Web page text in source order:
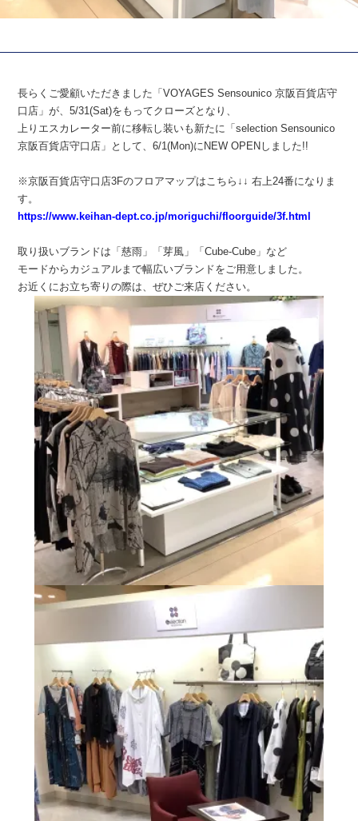
長らくご愛顧いただきました「VOYAGES Sensounico 京阪百貨店守
口店」が、5/31(Sat)をもってクローズとなり、
上りエスカレーター前に移転し装いも新たに「selection Sensounico
京阪百貨店守口店」として、6/1(Mon)にNEW OPENしました!!
※京阪百貨店守口店3Fのフロアマップはこちら↓↓ 右上24番になりま
す。
https://www.keihan-dept.co.jp/moriguchi/floorguide/3f.html
取り扱いブランドは「慈雨」「芽風」「Cube-Cube」など
モードからカジュアルまで幅広いブランドをご用意しました。
お近くにお立ち寄りの際は、ぜひご来店ください。